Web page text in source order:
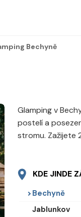
Bechyně
Glamping v
postelí a
stromu. Zažijete
KDE JINDE
Bechyně
Jablunkov